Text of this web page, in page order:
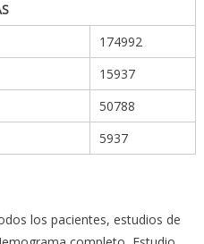
174992
15937
50788
5937
los pacientes, estudios de